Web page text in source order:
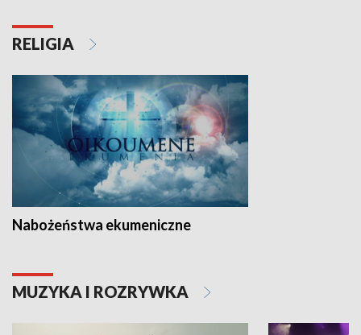
RELIGIA
Nabożeństwa ekumeniczne
MUZYKA I ROZRYWKA